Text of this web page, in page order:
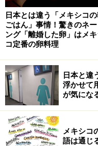
サルサ・ベルデ
グリーントマト（トマ
にんにく2かけ
コリアンダー（香草）
お好みの緑のチレ（こ
たが、手に入らない場
塩 適量
砂糖 適量
日本とは違う「メキシコ
ごはん」事情！驚きのネー
ング「離婚した卵」はメ
コ定番の卵料理
日本と違
浮かせて
が気にな
メキシコ
語は通じ